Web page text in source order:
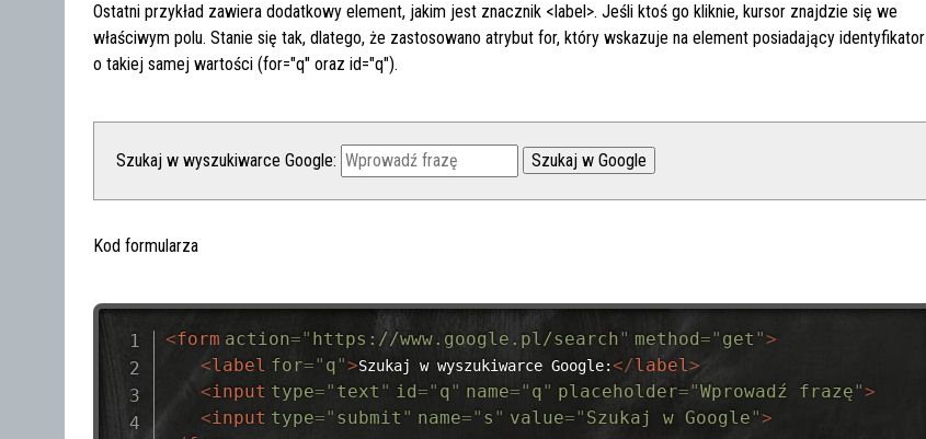
Ostatni przykład zawiera dodatkowy element, jakim jest znacznik <label>. Jeśli ktoś go kliknie, kursor znajdzie się we
właściwym polu. Stanie się tak, dlatego, że zastosowano atrybut for, który wskazuje na element posiadający identyfikator
o takiej samej wartości (for="q" oraz id="q").
Szukaj w wyszukiwarce Google:
Kod formularza
<form action=" https://www.google.pl/search" method=" get ">
<label for=" q">Szukaj w wyszukiwarce Google:</label>
<input type=" text " id=" q" name=" q" placeholder="Wprowadź frazę">
<input type=" submit " name=" s " value=" Szukaj w Google">